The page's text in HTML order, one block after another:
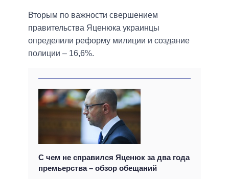
Вторым по важности свершением
правительства Яценюка украинцы
определили реформу милиции и создание
полиции – 16,6%.
С чем не справился Яценюк за два года
премьерства – обзор обещаний